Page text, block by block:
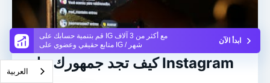
قم بتنمية حسابك على IG مع أكثر من 3 آلاف
متابع حقيقي وعضوي على IG / شهر
ابدأ الآن
كيف تجد جمهورك على Instagram العربية‏